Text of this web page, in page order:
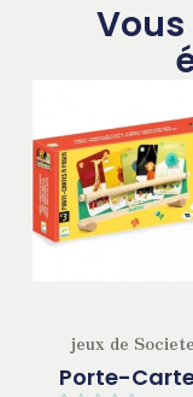
jeux de Societe
Porte-